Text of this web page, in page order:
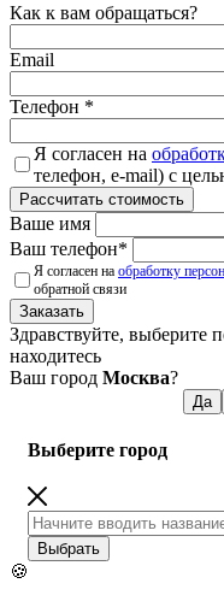
Как к вам обращаться?
Email
Телефон *
Я согласен на
телефон, e-mail) с
Рассчитать стоимость
Ваше имя
Ваш телефон*
Я согласен на обработку
обратной связи
Заказать
Здравствуйте, выберите
находитесь
Ваш город Москва?
Да
Выберите город
Выбрать
🍪